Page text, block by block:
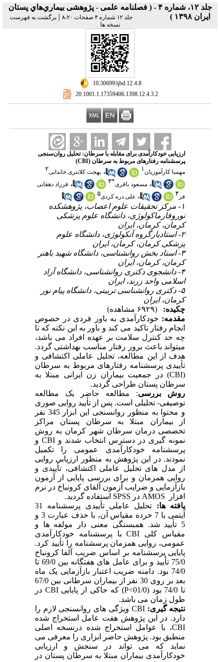
جلد ۱۲، شماره ۴ - ( فصلنامه علمی - پژوهشی بيماري‌هاي پستان
ايران ۱۳۹۸ )
جلد ۱۲ شماره ۴ صفحات ۲۰-۸ | برگشت به فهرست
نسخه ها
‎ 10.30699/ijbd.12.4.8
‎ 20.1001.1.17359406.1398.12.4.3.2
ارزیابی خودکارآمدی برای مقابله با سرطان: تحلیل روان‌سنجی
پرسشنامه رفتارهای مربوط به سرطان (CBI)
مهسا کارآموزیان۱ ، بهجت کلانتری خاندانی۲
، مسعود باقری*۳ ، فرزاد دهقانی
فر ۴ ، علی دره کردی۵
۱- مرکز تحقیقات علوم اعصاب، پژوهشکده
نوروفارماکولوژی، دانشگاه علوم پزشکی
کرمان، کرمان، ایران
۲- استادیارگروه آنکولوژی، دانشگاه علوم
پزشکی کرمان، کرمان، ایران
۳- استاد بخش روانشناسی، دانشگاه شهید باهنر
کرمان، کرمان، ایران
۴- دانشجوی دکتری روانشناسی، دانشگاه آزاد
اسلامی واحد زرند، ایران
۵- دکتری روانشناسی تربیتی، دانشگاه پیام نور
کرمان، ایران
چکیده:
(۶۹۲۹ مشاهده)
مقدمه: خودکارآمدی به باور فردی در
خصوص
انجام رفتار تاکید می ‏کند و باور به این نکته که تا
چه حد کنترل سلامت بر عهده افراد می‏ باشد،
می‏تواند باعث بروز رفتار مناسب بهداشتی گردد.
هدف از این مطالعه، تحلیل عاملی اکتشافی و
تأییدی پرسشنامه رفتارهای مربوط به سرطان
(
CBI) در جمعیت بیماران زن ایرانی مبتلا به
سرطان پستان طراحی گردید.
روش بررسی: مطالعه حاضر
یک مطالعه
توصیفی- تحلیلی است. پس از تأیید روایی صوری
و محتوا به منظور روان‏سنجی
این ابزار 345 نفر
از بیماران مبتلا به سرطان پستان مراکز
تخصصی درمان سرطان شهر کرمان به روش
نمونه گیری در دسترس انتخاب شدند وCBI و
پرسشنامه خودکارآمدی عمومی را تکمیل
نمودند. در این پژوهش به منظور ارزیابی روایی
از مدل‏ های تحلیل عاملی
اکتشافی، تأییدی و
روایی همزمان و برای بررسی پایایی از آزمون
بازآزمایی و ضرایب آزمون آلفای کرونباخ در نرم
افزار
AMOS در SPSS استفاده گردید.
یافته ‏ها: تحلیل عاملی
تأییدی پرسشنامه 31
آیتمی با 7 خرده مقیاس آن، با حذف عبارت 3 و
5 تأیید شد
. همبستگی معنی‏ دار مولفه ها و
مقیاس کلی CBIبا پرسشنامه خودکارآمدی
عمومی، روایی همزمان پرسشنامه را تأیید کرد.
پایایی پرسشنامه بر اساس ضریب آلفا کرونباخ
75/0 تأیید و برای
عامل‏ های هفت‏گانه
بین 69/0 تا
74/0 بود. دامنه ضریب اعتبار بازآزمایی یک ماه
بعد بر روی 30 نفر از بیماران سرطانی بین 67/0
تا 74/0 بود (01/
0
P<) که حاکی از پایاییCBI در
طول زمان می‏ باشد.
نتیجه‏ گیری: CBI ویژگی‏ های روان‏سنجی لازم را
دارد. در این پژوهش هفت عامل استخراج شده
CBI، با عوامل استخراج شده درنسخه اصلی
منطبق بود. پژوهش حاضر ابزاری را معرفی می‏
نماید که می‏ تواند در سنجش و ارزیابی
خودکارآمدی بیماران مبتلا به سرطان پستان در